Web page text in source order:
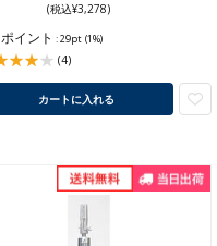
(税込¥3,278)
ポイント : 29pt (1%)
(4)
カートに入れる